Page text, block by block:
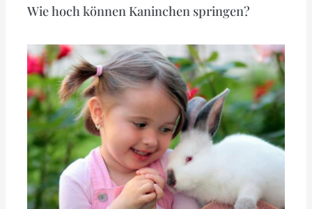
Wie hoch können Kaninchen springen?